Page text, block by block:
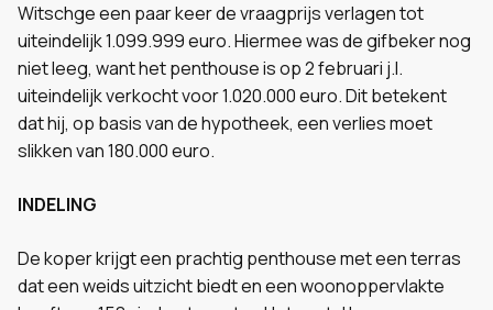
Witschge een paar keer de vraagprijs verlagen tot
uiteindelijk 1.099.999 euro. Hiermee was de gifbeker nog
niet leeg, want het penthouse is op 2 februari j.l.
uiteindelijk verkocht voor 1.020.000 euro. Dit betekent
dat hij, op basis van de hypotheek, een verlies moet
slikken van 180.000 euro.
INDELING
De koper krijgt een prachtig penthouse met een terras
dat een weids uitzicht biedt en een woonoppervlakte